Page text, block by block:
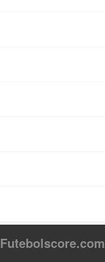
Futebolscore.com